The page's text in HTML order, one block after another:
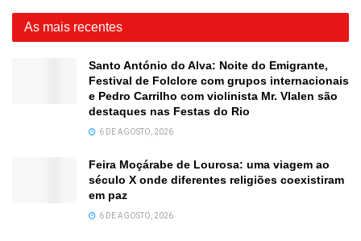
As mais recentes
Santo António do Alva: Noite do Emigrante,
Festival de Folclore com grupos internacionais
e Pedro Carrilho com violinista Mr. Vlalen são
destaques nas Festas do Rio
6 DE AGOSTO, 2026
Feira Moçárabe de Lourosa: uma viagem ao
século X onde diferentes religiões coexistiram
em paz
6 DE AGOSTO, 2026